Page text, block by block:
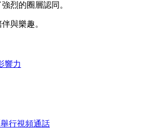
烈的圈層認同。
與樂趣。
響力
行視頻通話